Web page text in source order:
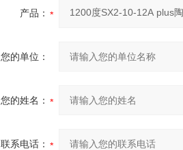
产品：
您的单位：
您的姓名：
联系电话：